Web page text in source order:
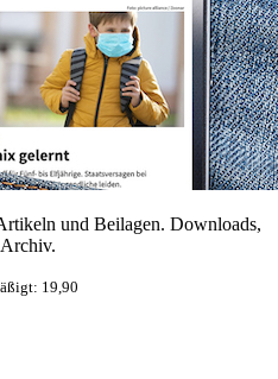
und Beilagen. Downloads,
19,90